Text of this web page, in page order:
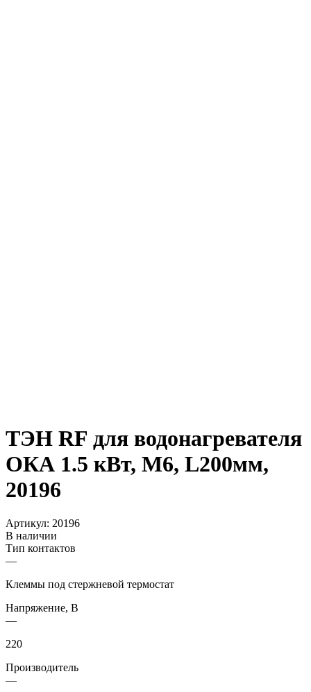
ТЭН RF для водонагревателя
ОКА 1.5 кВт, М6, L200мм,
20196
Артикул: 20196
В наличии
Тип контактов
—
Клеммы под стержневой термостат
Напряжение, В
—
220
Производитель
—